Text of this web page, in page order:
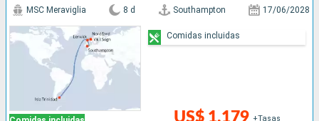
MSC Meraviglia 8 d Southampton 17/06/2028
US$ 1,179 +Tasas
Comidas incluidas